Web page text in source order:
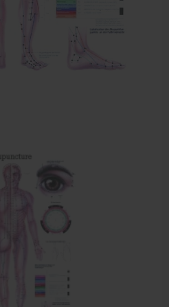
fysiotherapie en massage